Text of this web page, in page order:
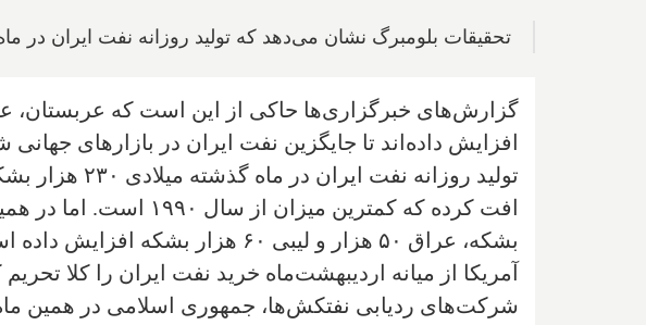
تحقیقات بلومبرگ نشان می‌دهد که تولید روزانه نفت ایران در ماه گذشته میلادی ۲۳۰
گزارش‌های خبرگزاری‌ها حاکی از این است که عربستان،
افزایش داده‌اند تا جایگزین نفت ایران در بازارهای
بشکه، عراق ۵۰ هزار و لیبی ۶۰ هزار بشکه افزایش داده است.
آمریکا از میانه اردیبهشت‌ماه خرید نفت ایران را کلا